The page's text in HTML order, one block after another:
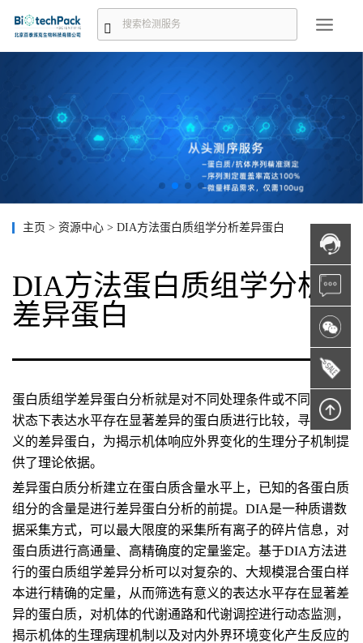
主页 > 资源中心 > DIA方法蛋白质组学分析差异蛋白
DIA方法蛋白质组学分析
差异蛋白
蛋白质组学差异蛋白分析就是对不同处理条件或不同时期/
状态下表达水平存在显著差异的蛋白质进行比较，寻找有意
义的差异蛋白，为揭示机体响应外界变化的生理分子机制提
供了理论依据。
差异蛋白质分析建立在蛋白质含量水平上，已知的各蛋白质
组分的含量是进行差异蛋白分析的前提。DIA是一种质谱数
据采集方式，可以最大限度的采集所有离子的碎片信息，对
蛋白质进行高通量、高精确度的定量鉴定。基于DIA方法进
行的蛋白质组学差异分析可以对复杂的、大规模混合蛋白样
本进行精确的定量，从而筛选有意义的表达水平存在显著差
异的蛋白质，对机体的代谢通路和代谢调控进行动态监测，
揭示机体的生理病理机制以及对内外界环境变化产生反应的